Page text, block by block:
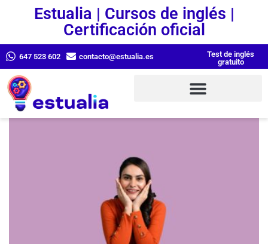
Estualia | Cursos de inglés |
Certificación oficial
647 523 602 contacto@estualia.es
Test de inglés
gratuito